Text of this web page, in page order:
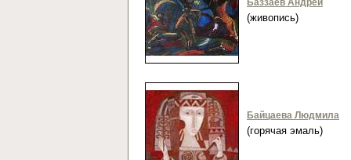
Баззаев Андрей
(живопись)
Байцаева Людмила
(горячая эмаль)